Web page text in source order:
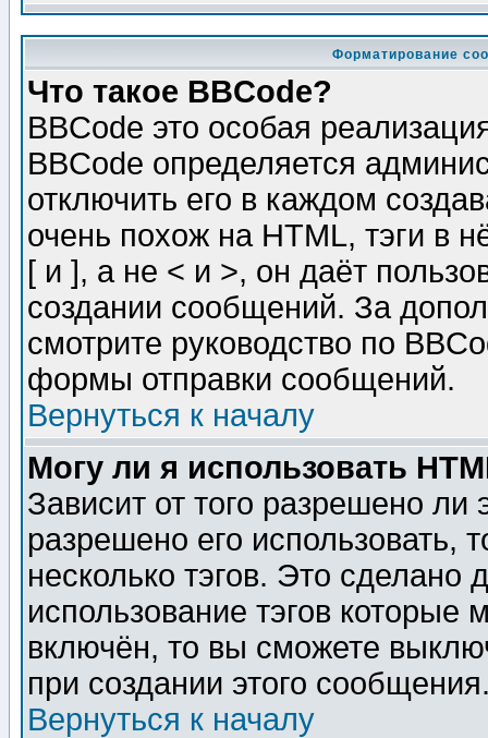
Форматирование
Что такое BBCode?
BBCode это особая
BBCode определяется
отключить его в каждом
очень похож на HTML, тэги в
[ и ], а не < и >, он даёт
создании сообщений. За
смотрите руководство по
формы отправки сообщений.
Вернуться к началу
Могу ли я использовать
Зависит от того разрешено
разрешено его использовать,
несколько тэгов. Это сделано
использование тэгов
включён, то вы сможете
при создании этого
Вернуться к началу